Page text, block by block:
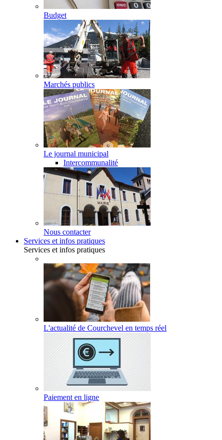
Budget
Marchés publics
Le journal municipal
Intercommunalité
Nous contacter
Services et infos pratiques
Services et infos pratiques
L'actualité de Courchevel en temps réel
Paiement en ligne